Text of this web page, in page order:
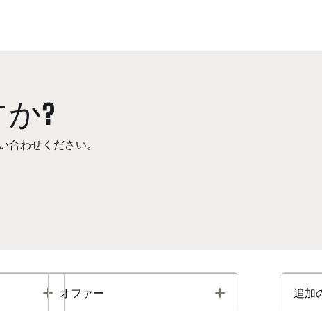
?
合わせください。
Toggle
オファー Toggle 追加